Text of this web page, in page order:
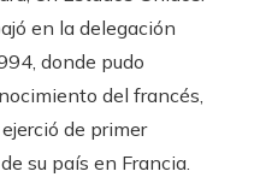
en la delegación
donde pudo
del francés,
de primer
su país en Francia.